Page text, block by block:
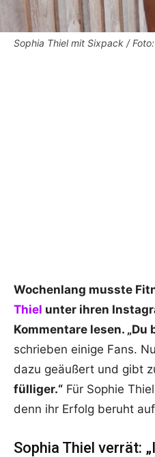
Sophia Thiel mit Sixpack /
Wochenlang musste
Thiel unter ihren
Kommentare lesen. „Du
schrieben einige Fans.
dazu geäußert und gibt
fülliger.“ Für Sophie
denn ihr Erfolg beruht
Sophia Thiel verrät: